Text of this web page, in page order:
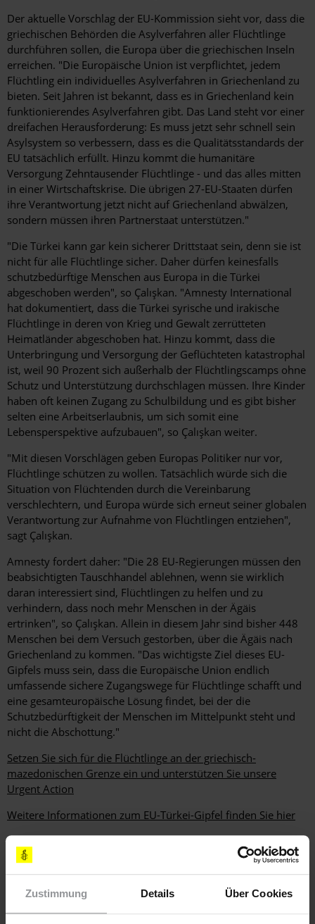
Zustimmung Details Über Cookies
Der aktuelle Vorschlag der EU-Kommission sieht vor, dass die
griechischen Behörden die Asylverfahren aller Flüchtlinge
durchführen sollen, die Europa über die griechischen Inseln
erreichen. "Die Europäische Union ist verpflichtet, jedem
Flüchtling ein individuelles Asylverfahren in Griechenland zu
bieten. Seit Jahren ist bekannt, dass es in Griechenland kein
funktionierendes Asylverfahren gibt. Das Land steht vor einer
dreifachen Herausforderung: Es muss jetzt sehr schnell sein
Asylsystem so verbessern, dass es die Qualitätsstandards der
EU tatsächlich erfüllt. Hinzu kommt die humanitäre
Versorgung Zehntausender Flüchtlinge - und das alles mitten
in einer Wirtschaftskrise. Die übrigen 27-EU-Staaten dürfen
ihre Verantwortung jetzt nicht auf Griechenland abwälzen,
sondern müssen ihren Partnerstaat unterstützen."
"Die Türkei kann gar kein sicherer Drittstaat sein, denn sie ist
nicht für alle Flüchtlinge sicher. Daher dürfen keinesfalls
schutzbedürftige Menschen aus Europa in die Türkei
abgeschoben werden", so Çalışkan. "Amnesty International
hat dokumentiert, dass die Türkei syrische und irakische
Flüchtlinge in deren von Krieg und Gewalt zerrütteten
Heimatländer abgeschoben hat. Hinzu kommt, dass die
Unterbringung und Versorgung der Geflüchteten katastrophal
ist, weil 90 Prozent sich außerhalb der Flüchtlingscamps ohne
Schutz und Unterstützung durchschlagen müssen. Ihre Kinder
haben oft keinen Zugang zu Schulbildung und es gibt bisher
selten eine Arbeitserlaubnis, um sich somit eine
Lebensperspektive aufzubauen", so Çalışkan weiter.
"Mit diesen Vorschlägen geben Europas Politiker nur vor,
Flüchtlinge schützen zu wollen. Tatsächlich würde sich die
Situation von Flüchtenden durch die Vereinbarung
verschlechtern, und Europa würde sich erneut seiner globalen
Verantwortung zur Aufnahme von Flüchtlingen entziehen",
sagt Çalışkan.
Amnesty fordert daher: "Die 28 EU-Regierungen müssen den
beabsichtigten Tauschhandel ablehnen, wenn sie wirklich
daran interessiert sind, Flüchtlingen zu helfen und zu
verhindern, dass noch mehr Menschen in der Ägäis
ertrinken", so Çalışkan. Allein in diesem Jahr sind bisher 448
Menschen bei dem Versuch gestorben, über die Ägäis nach
Griechenland zu kommen. "Das wichtigste Ziel dieses EU-
Gipfels muss sein, dass die Europäische Union endlich
umfassende sichere Zugangswege für Flüchtlinge schafft und
eine gesamteuropäische Lösung findet, bei der die
Schutzbedürftigkeit der Menschen im Mittelpunkt steht und
nicht die Abschottung."
Setzen Sie sich für die Flüchtlinge an der griechisch-
mazedonischen Grenze ein und unterstützen Sie unsere
Urgent Action
Weitere Informationen zum EU-Türkei-Gipfel finden Sie hier
Mehr zum Thema Flüchtlinge & Asyl finden Sie auf
www.amnesty.de/fluechtlinge
Weitere Informationen